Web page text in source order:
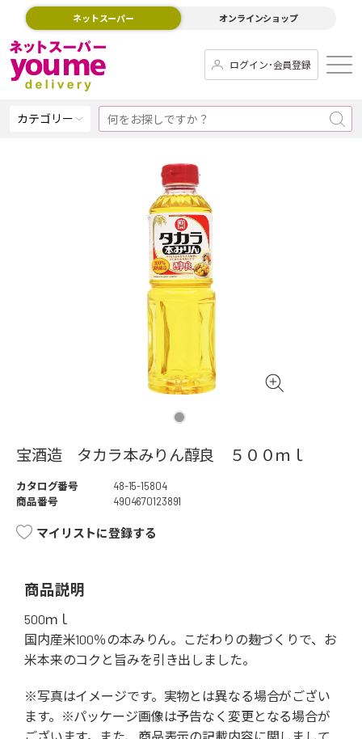
ネットスーパー オンラインショップ
ログイン･会員登録
カテゴリー
宝酒造 タカラ本みりん醇良 ５００ｍｌ
カタログ番号
48-15-15804
商品番号
4904670123891
マイリストに登録する
商品説明
500ｍｌ
国内産米100％の本みりん。こだわりの麹づくりで、お
米本来のコクと旨みを引き出しました。
※写真はイメージです。実物とは異なる場合がござい
ます。※パッケージ画像は予告なく変更となる場合が